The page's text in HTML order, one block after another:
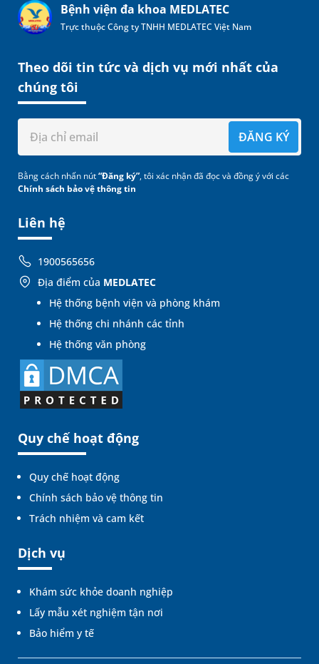
Bệnh viện đa khoa MEDLATEC
Trực thuộc Công ty TNHH MEDLATEC Việt Nam
Liên hệ
1900565656
Địa điểm của MEDLATEC
Hệ thống bệnh viện và phòng khám
Hệ thống chi nhánh các tỉnh
Hệ thống văn phòng
Quy chế hoạt động
Quy chế hoạt động
Chính sách bảo vệ thông tin
Trách nhiệm và cam kết
Dịch vụ
Khám sức khỏe doanh nghiệp
Lấy mẫu xét nghiệm tận nơi
Bảo hiểm y tế
Theo dõi tin tức và dịch vụ mới nhất của
chúng tôi
ĐĂNG KÝ
Bằng cách nhấn nút“Đăng ký”, tôi xác nhận đã đọc và đồng ý với các
Chính sách bảo vệ thông tin